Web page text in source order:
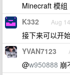
Minecraft 模组
K332 Aug
接下来可以开
YVAN7123
@w950888 崩